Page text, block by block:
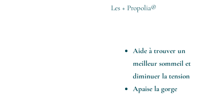
Les + Propolia®
Aide à trouver un
meilleur sommeil et
diminuer la tension
Apaise la gorge